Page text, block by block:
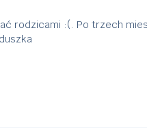
rodzicami :(. Po trzech